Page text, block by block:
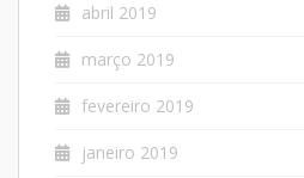
abril 2019
março 2019
fevereiro 2019
janeiro 2019